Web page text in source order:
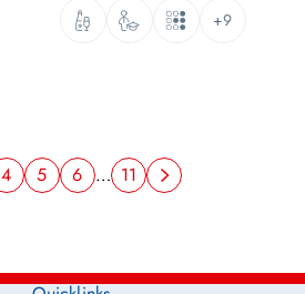
+9
4 5 6 … 11